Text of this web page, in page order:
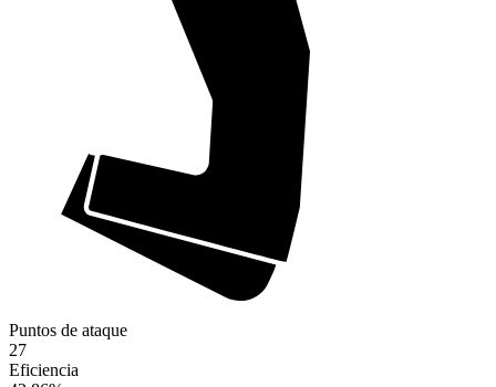
Puntos de ataque
27
Eficiencia